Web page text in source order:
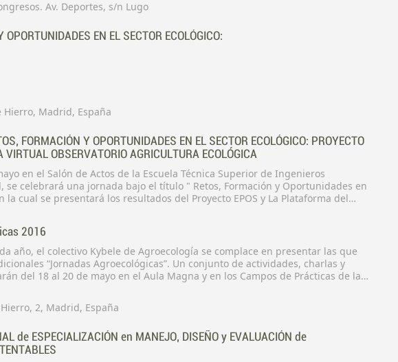
Av. Deportes, s/n Lugo
OPORTUNIDADES EN EL SECTOR ECOLÓGICO:
Hierro, Madrid, España
FORMACIÓN Y OPORTUNIDADES EN EL SECTOR ECOLÓGICO: PROYECTO
VIRTUAL OBSERVATORIO AGRICULTURA ECOLÓGICA
de la Escuela Técnica Superior de Ingenieros
Formación y Oportunidades en
la cual se presentará los resultados del Proyecto EPOS y La Plataforma del
Ecológica de Es.paña
2016
año, el colectivo Kybele de Agroecología se complace en presentar las que
“Jornadas Agroecológicas”. Un conjunto de actividades, charlas y
del 18 al 20 de mayo en el Aula Magna y en los Campos de Prácticas de la
UPM).
2, Madrid, España
de ESPECIALIZACIÓN en MANEJO, DISEÑO y EVALUACIÓN de